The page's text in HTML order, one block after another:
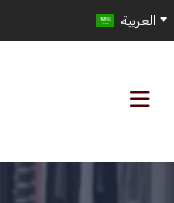
العربية